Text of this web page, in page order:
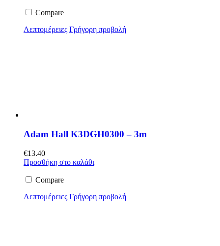
Compare
Λεπτομέρειες Γρήγορη προβολή
Adam Hall K3DGH0300 – 3m
€13.40
Προσθήκη στο καλάθι
Compare
Λεπτομέρειες Γρήγορη προβολή